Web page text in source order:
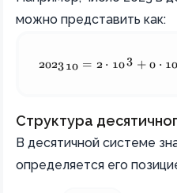
можно представить как:
2023_{10} = 2 \cdot
2023 10 = 2 ⋅ 10 3 + 0 ⋅ 10
Структура
В десятичной системе
определяется его